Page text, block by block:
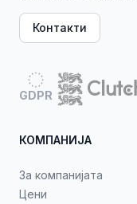
Контакти
GDPR
КОМПАНИЈА
За компанијата
Цени